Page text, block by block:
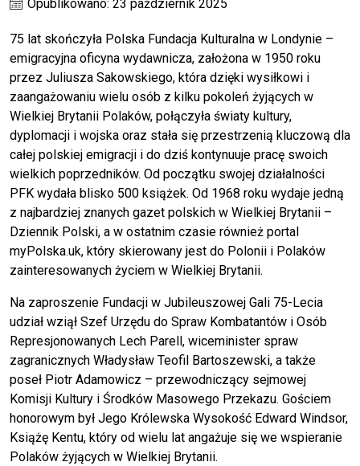
Opublikowano: 23 październik 2025
75 lat skończyła Polska Fundacja Kulturalna w Londynie –
emigracyjna oficyna wydawnicza, założona w 1950 roku
przez Juliusza Sakowskiego, która dzięki wysiłkowi i
zaangażowaniu wielu osób z kilku pokoleń żyjących w
Wielkiej Brytanii Polaków, połączyła światy kultury,
dyplomacji i wojska oraz stała się przestrzenią kluczową dla
całej polskiej emigracji i do dziś kontynuuje pracę swoich
wielkich poprzedników. Od początku swojej działalności
PFK wydała blisko 500 książek. Od 1968 roku wydaje jedną
z najbardziej znanych gazet polskich w Wielkiej Brytanii –
Dziennik Polski, a w ostatnim czasie również portal
myPolska.uk, który skierowany jest do Polonii i Polaków
zainteresowanych życiem w Wielkiej Brytanii.
Na zaproszenie Fundacji w Jubileuszowej Gali 75-Lecia
udział wziął Szef Urzędu do Spraw Kombatantów i Osób
Represjonowanych Lech Parell, wiceminister spraw
zagranicznych Władysław Teofil Bartoszewski, a także
poseł Piotr Adamowicz – przewodniczący sejmowej
Komisji Kultury i Środków Masowego Przekazu. Gościem
honorowym był Jego Królewska Wysokość Edward Windsor,
Książę Kentu, który od wielu lat angażuje się we wspieranie
Polaków żyjących w Wielkiej Brytanii.